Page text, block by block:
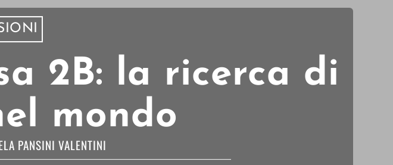
2B: la ricerca di
mondo
PANSINI VALENTINI